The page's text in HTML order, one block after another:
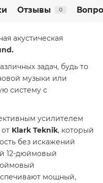
Отзывы 0
акустическая
задач, будь то
музыки или
систему с
усилителем
Klark Teknik, который
без искажений
12-дюймовый
мощный,